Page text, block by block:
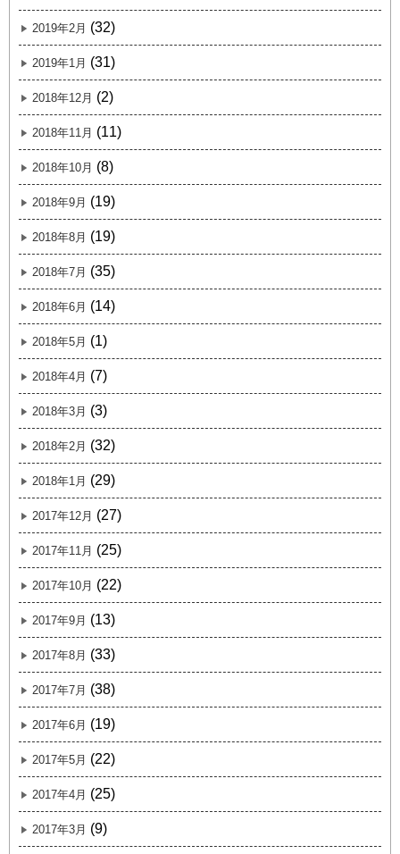
2019年2月 (32)
2019年1月 (31)
2018年12月 (2)
2018年11月 (11)
2018年10月 (8)
2018年9月 (19)
2018年8月 (19)
2018年7月 (35)
2018年6月 (14)
2018年5月 (1)
2018年4月 (7)
2018年3月 (3)
2018年2月 (32)
2018年1月 (29)
2017年12月 (27)
2017年11月 (25)
2017年10月 (22)
2017年9月 (13)
2017年8月 (33)
2017年7月 (38)
2017年6月 (19)
2017年5月 (22)
2017年4月 (25)
2017年3月 (9)